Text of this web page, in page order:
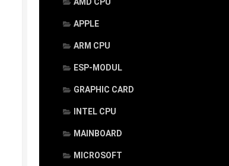
APPLE
ARM CPU
ESP-MODUL
GRAPHIC CARD
INTEL CPU
MAINBOARD
MICROSOFT